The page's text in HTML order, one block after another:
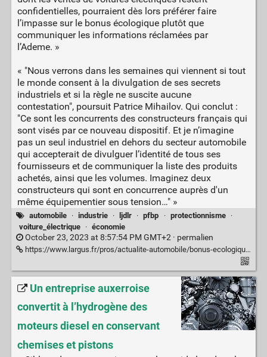
confidentielles, pourraient dès lors préférer faire
l’impasse sur le bonus écologique plutôt que
communiquer les informations réclamées par
l’Ademe. »
« "Nous verrons dans les semaines qui viennent si tout
le monde consent à la divulgation de ses secrets
industriels et si la règle ne suscite aucune
contestation", poursuit Patrice Mihailov. Qui conclut :
"Ce sont les concurrents des constructeurs français qui
sont visés par ce nouveau dispositif. Et je n’imagine
pas un seul industriel en dehors du secteur automobile
qui accepterait de divulguer l’identité de tous ses
fournisseurs et de communiquer la liste des produits
achetés, ainsi que les volumes. Imaginez deux
constructeurs qui sont en concurrence auprès d'un
même équipementier sous tension…" »
automobile · industrie · ljdlr · pfbp · protectionnisme
·
voiture_électrique
· économie
October 23, 2023 at 8:57:54 PM GMT+2 · permalien
https://www.largus.fr/pros/actualite-automobile/bonus-ecologique-un-risque-de-violation-du-secret-des-affaires-pour-patrice-mihailov-30029869.html
Un entreprise auxerroise
convertit à l’hydrogène des
moteurs diesel en conservant
chemises et pistons